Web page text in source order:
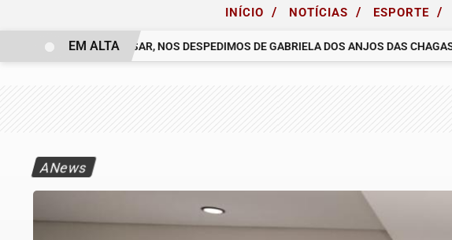
INÍCIO / NOTÍCIAS / ESPORTE /
COELHO. COM PESAR, NOS DESPEDIMOS DE GABRIELA DOS ANJOS DAS CHAGAS
EM ALTA
ANews